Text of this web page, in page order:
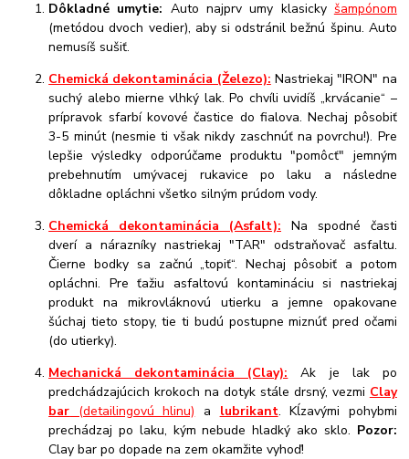
Dôkladné umytie: Auto najprv umy klasicky šampónom
(metódou dvoch vedier), aby si odstránil bežnú špinu. Auto
nemusíš sušiť.
Chemická dekontaminácia (Železo): Nastriekaj "IRON" na
suchý alebo mierne vlhký lak. Po chvíli uvidíš „krvácanie“ –
prípravok sfarbí kovové častice do fialova. Nechaj pôsobiť
3-5 minút (nesmie ti však nikdy zaschnúť na povrchu!). Pre
lepšie výsledky odporúčame produktu "pomôcť" jemným
prebehnutím umývacej rukavice po laku a následne
dôkladne opláchni všetko silným prúdom vody.
Chemická dekontaminácia (Asfalt): Na spodné časti
dverí a nárazníky nastriekaj "TAR" odstraňovač asfaltu.
Čierne bodky sa začnú „topiť“. Nechaj pôsobiť a potom
opláchni. Pre ťažiu asfaltovú kontamináciu si nastriekaj
produkt na mikrovláknovú utierku a jemne opakovane
šúchaj tieto stopy, tie ti budú postupne miznúť pred očami
(do utierky).
Mechanická dekontaminácia (Clay): Ak je lak po
predchádzajúcich krokoch na dotyk stále drsný, vezmi Clay
bar (detailingovú hlinu) a lubrikant. Kĺzavými pohybmi
prechádzaj po laku, kým nebude hladký ako sklo. Pozor:
Clay bar po dopade na zem okamžite vyhoď!